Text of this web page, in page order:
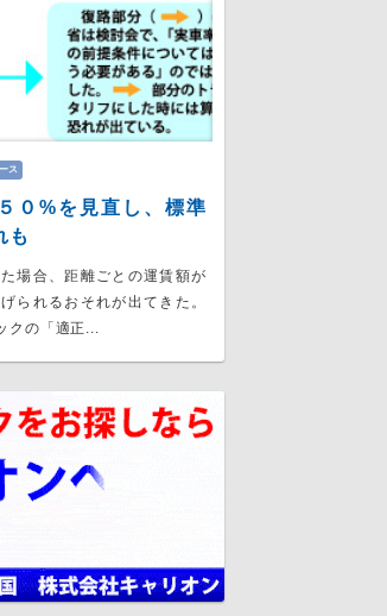
ス
０%を見直し、標準
も
場合、距離ごとの運賃額が
られるおそれが出てきた。
クの「適正...